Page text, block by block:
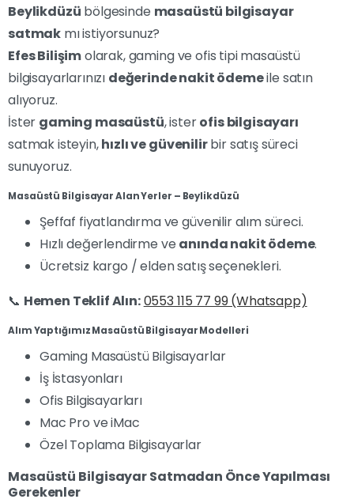
Beylikdüzü bölgesinde masaüstü bilgisayar
satmak mı istiyorsunuz?
Efes Bilişimolarak, gaming ve ofis tipi masaüstü
bilgisayarlarınızı değerinde nakit ödemeile satın
alıyoruz.
İster gaming masaüstü, isterofis bilgisayarı
satmak isteyin,hızlı ve güvenilirbir satış süreci
sunuyoruz.
Masaüstü Bilgisayar Alan Yerler – Beylikdüzü
Şeffaf fiyatlandırma ve güvenilir alım süreci.
Hızlı değerlendirme ve anında nakit ödeme.
Ücretsiz kargo / elden satış seçenekleri.
📞 Hemen Teklif Alın:0553 115 77 99 (Whatsapp)
Alım Yaptığımız Masaüstü Bilgisayar Modelleri
Gaming Masaüstü Bilgisayarlar
İş İstasyonları
Ofis Bilgisayarları
Mac Pro ve iMac
Özel Toplama Bilgisayarlar
Masaüstü Bilgisayar Satmadan Önce Yapılması
Gerekenler